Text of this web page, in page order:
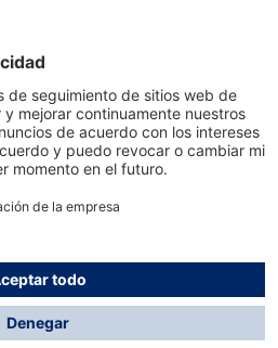
cliente de Dräger
2024
IVA y posibles gastos